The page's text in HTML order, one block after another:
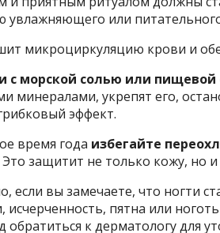
или
микроциркуляцию крови и
с морской солью или пищевой
минералами, укрепят его,
эффект.
время года избегайте
защитит не только кожу, но и
если вы замечаете, что ногти
исчерченность, пятна или
обратиться к дерматологу для